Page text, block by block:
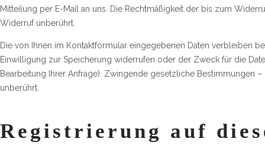
Mitteilung per E-Mail an uns. Die Rechtmäßigkeit der bis zum
Widerruf unberührt.
Die von Ihnen im Kontaktformular eingegebenen Daten verbleiben
Einwilligung zur Speicherung widerrufen oder der Zweck für die
Bearbeitung Ihrer Anfrage). Zwingende gesetzliche Bestimmungen
unberührt.
Registrierung auf